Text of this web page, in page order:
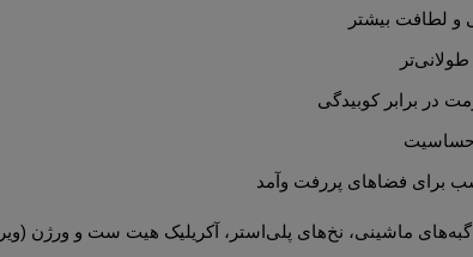
و لطافت بیشتر
در برابر کوبیدگی
برای فضاهای پررفت‌ وآمد